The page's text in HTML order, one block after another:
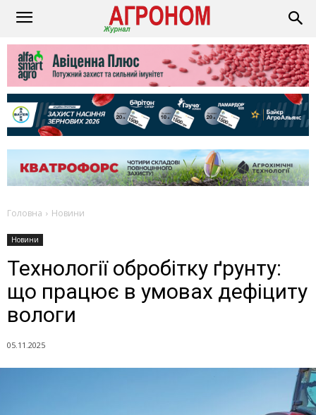
Головна Новини
Новини
Технології обробітку ґрунту:
що працює в умовах дефіциту
вологи
05.11.2025